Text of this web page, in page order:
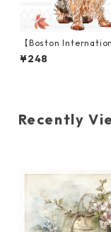
【Boston
ラ売り2枚 カクテルサ
ーパーナプキン
¥248
Recently